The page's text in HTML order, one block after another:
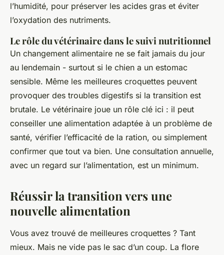
l’humidité, pour préserver les acides gras et éviter
l’oxydation des nutriments.
Le rôle du vétérinaire dans le suivi nutritionnel
Un changement alimentaire ne se fait jamais du jour
au lendemain - surtout si le chien a un estomac
sensible. Même les meilleures croquettes peuvent
provoquer des troubles digestifs si la transition est
brutale. Le vétérinaire joue un rôle clé ici : il peut
conseiller une alimentation adaptée à un problème de
santé, vérifier l’efficacité de la ration, ou simplement
confirmer que tout va bien. Une consultation annuelle,
avec un regard sur l’alimentation, est un minimum.
Réussir la transition vers une
nouvelle alimentation
Vous avez trouvé de meilleures croquettes ? Tant
mieux. Mais ne vide pas le sac d’un coup. La flore